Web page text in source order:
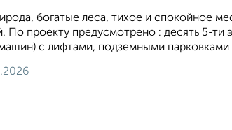
богатые леса, тихое и спокойное
По проекту предусмотрено : десять 5-ти
с лифтами, подземными парковками